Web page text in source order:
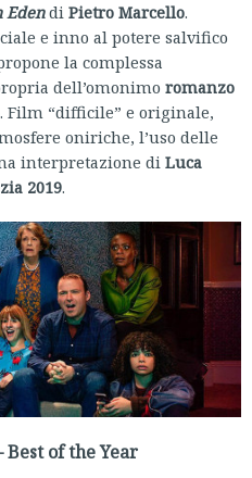
di Pietro Marcello.
e inno al potere salvifico
la complessa
dell’omonimo romanzo
Film “difficile” e originale,
oniriche, l’uso delle
interpretazione di Luca
2019.
of the Year